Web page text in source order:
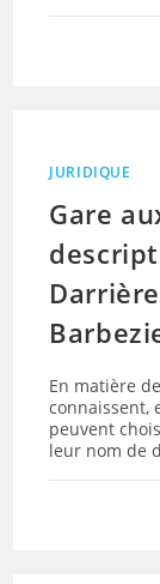
JURIDIQUE
Gare
En matière
connaissent,
peuvent
leur nom de